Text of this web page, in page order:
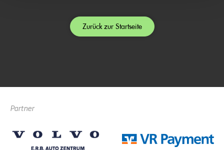
Zurück zur Startseite
Partner